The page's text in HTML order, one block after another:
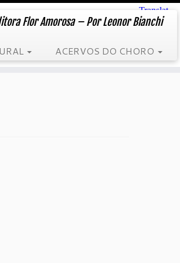
Flor Amorosa – Por Leonor Bianchi
ACERVOS DO CHORO